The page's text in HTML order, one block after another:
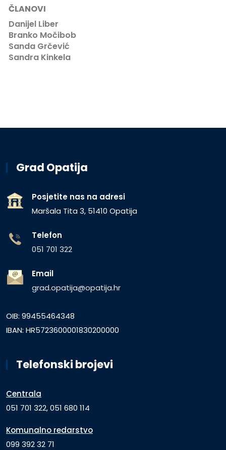
ČLANOVI
Danijel Liber
Branko Močibob
Sanda Grčević
Sandra Kinkela
Grad Opatija
Posjetite nas na adresi
Maršala Tita 3, 51410 Opatija
Telefon
051 701 322
Email
grad.opatija@opatija.hr
OIB: 99455464348
IBAN: HR5723600001830200000
Telefonski brojevi
Centrala
051 701 322, 051 680 114
Komunalno redarstvo
099 392 32 71